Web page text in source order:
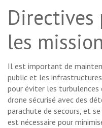
Directives
les
Il est important de
public et les
pour éviter les
drone sécurisé avec des
parachute de secours, et
est nécessaire pour